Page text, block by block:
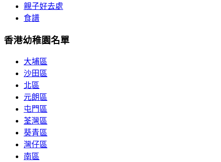
親子好去處
食譜
香港幼稚園名單
大埔區
沙田區
北區
元朗區
屯門區
荃灣區
葵青區
灣仔區
南區